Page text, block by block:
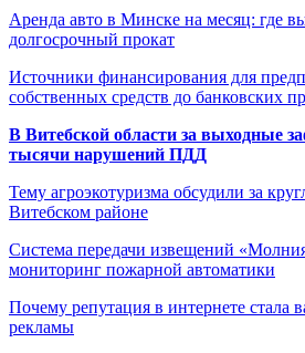
Аренда авто в Минске на месяц: где
долгосрочный прокат
Источники финансирования для
собственных средств до банковских
В Витебской области за выходные
тысячи нарушений ПДД
Тему агроэкотуризма обсудили за
Витебском районе
Система передачи извещений
мониторинг пожарной автоматики
Почему репутация в интернете стала
рекламы